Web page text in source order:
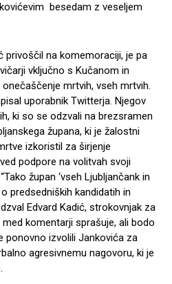
besedam z veseljem
privoščil na komemoraciji, je pa
vključno s Kučanom in
mrtvih, vseh mrtvih.
uporabnik Twitterja. Njegov
ki so se odzvali na brezsramen
župana, ki je žalostni
izkoristil za širjenje
podpore na volitvah svoji
župan ‘vseh Ljubljančank in
predsedniških kandidatih in
Edvard Kadić, strokovnjak za
komentarji sprašuje, ali bodo
ponovno izvolili Jankovića za
agresivnemu nagovoru, ki je